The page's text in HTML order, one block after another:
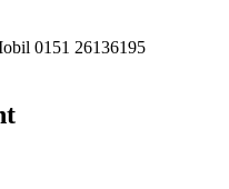
0151 26136195